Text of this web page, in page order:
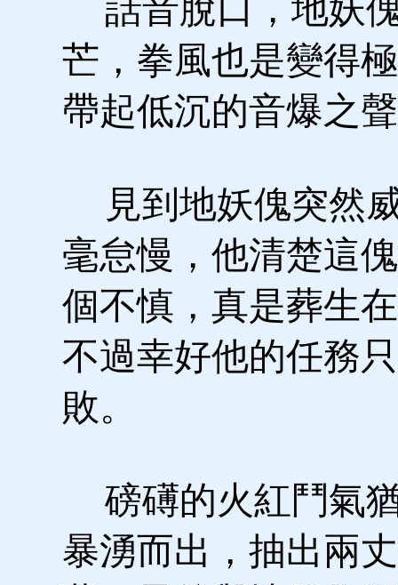
話音脫口，地妖
芒，拳風也是變得
帶起低沉的音爆之
見到地妖傀突然
毫怠慢，他清楚這
個不慎，真是葬生
不過幸好他的任務
敗。
磅礡的火紅鬥氣
暴湧而出，抽出兩